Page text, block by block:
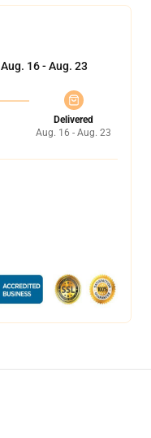
Aug. 16 - Aug. 23
Delivered
Aug. 16 - Aug. 23